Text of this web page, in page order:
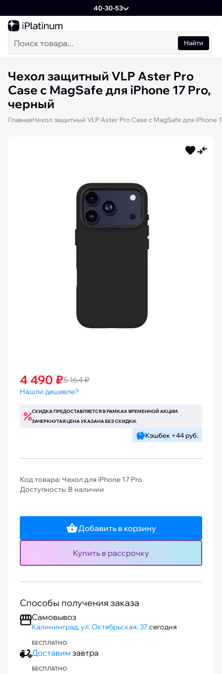
40-30-53
Найти
Чехол защитный VLP Aster Pro
Case с MagSafe для iPhone 17 Pro,
черный
ГлавнаяЧехол защитный VLP Aster Pro Case с MagSafe для iPhone
4 490 ₽5 164 ₽
Нашли дешевле?
СКИДКА ПРЕДОСТАВЛЯЕТСЯ В РАМКАХ ВРЕМЕННОЙ АКЦИИ.
ЗАЧЕРКНУТАЯ ЦЕНА УКАЗАНА БЕЗ СКИДКИ.
Кэшбек +44 руб.
Код товара: Чехол для iPhone 17 Pro
Доступность: В наличии
Добавить в корзину
Купить в рассрочку
Способы получения заказа
Самовывоз
Калининград, ул. Октябрьская, 37сегодня
БЕСПЛАТНО
Доставим завтра
БЕСПЛАТНО